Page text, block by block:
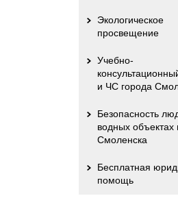
Экологическое
просвещение
Учебно-
и ЧС города
Безопасность
водных объектах
Смоленска
Бесплатная
помощь